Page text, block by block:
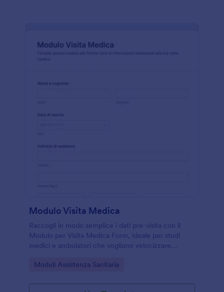
Modulo Visita Medica
Raccogli in modo semplice i dati pre-visita con il
Modulo per Visita Medica Form, ideale per studi
medici e ambulatori che vogliono velocizzare
risposta con Jotform.
Go to Category:
Moduli Assistenza Sanitaria